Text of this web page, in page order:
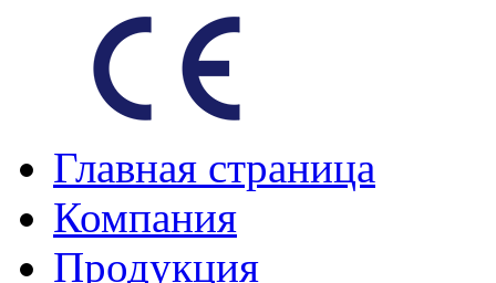
Главная страница
Компания
Продукция